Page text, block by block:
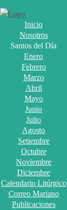
Inicio
Nosotros
Santos del Día
Enero
Febrero
Marzo
Abril
Mayo
Junio
Julio
Agosto
Setiembre
Octubre
Noviembre
Diciembre
Calendario Litúrgico
Correo Mariano
Publicaciones